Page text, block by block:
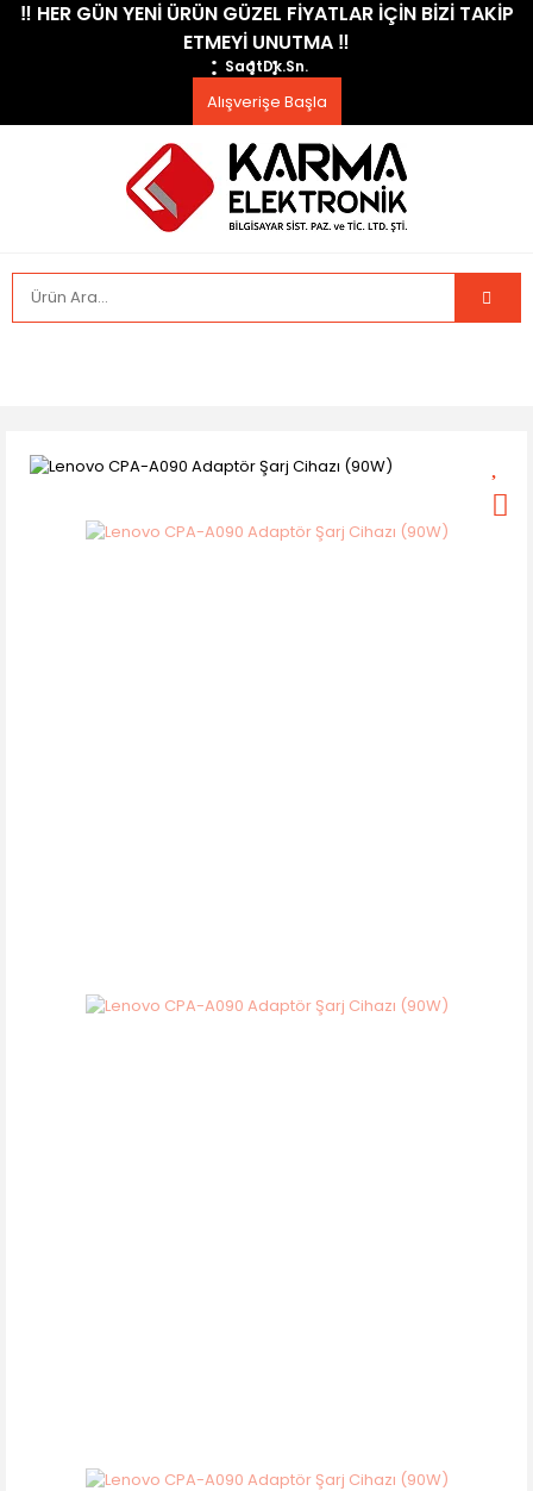
​‼️​ HER GÜN YENİ ÜRÜN GÜZEL FİYATLAR İÇİN BİZİ TAKİP
ETMEYİ UNUTMA ​‼️​
SaatDk.Sn.
Alışverişe Başla